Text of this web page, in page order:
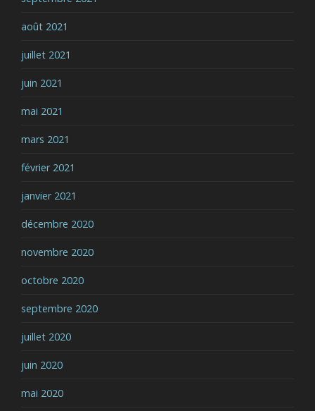
août 2021
juillet 2021
juin 2021
mai 2021
mars 2021
février 2021
janvier 2021
décembre 2020
novembre 2020
octobre 2020
septembre 2020
juillet 2020
juin 2020
mai 2020